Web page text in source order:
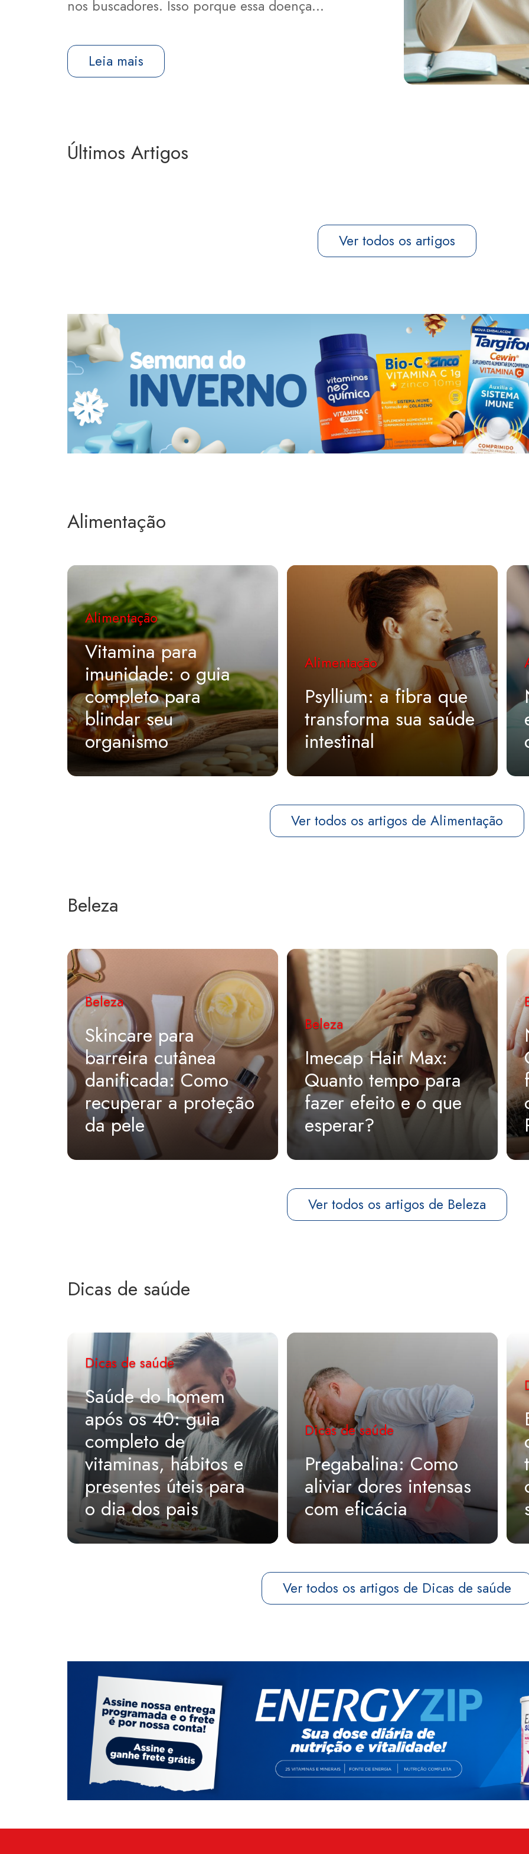
nos buscadores. Isso porque essa doença…
Leia mais
Últimos Artigos
Ver todos os artigos
Alimentação
Alimentação
Vitamina para
imunidade: o guia
completo para
blindar seu
organismo
Alimentação
Psyllium: a fibra que
transforma sua saúde
intestinal
Ver todos os artigos de Alimentação
Beleza
Beleza
Skincare para
barreira cutânea
danificada: Como
recuperar a proteção
da pele
Beleza
Imecap Hair Max:
Quanto tempo para
fazer efeito e o que
esperar?
Ver todos os artigos de Beleza
Dicas de saúde
Dicas de saúde
Saúde do homem
após os 40: guia
completo de
vitaminas, hábitos e
presentes úteis para
o dia dos pais
Dicas de saúde
Pregabalina: Como
aliviar dores intensas
com eficácia
Ver todos os artigos de Dicas de saúde